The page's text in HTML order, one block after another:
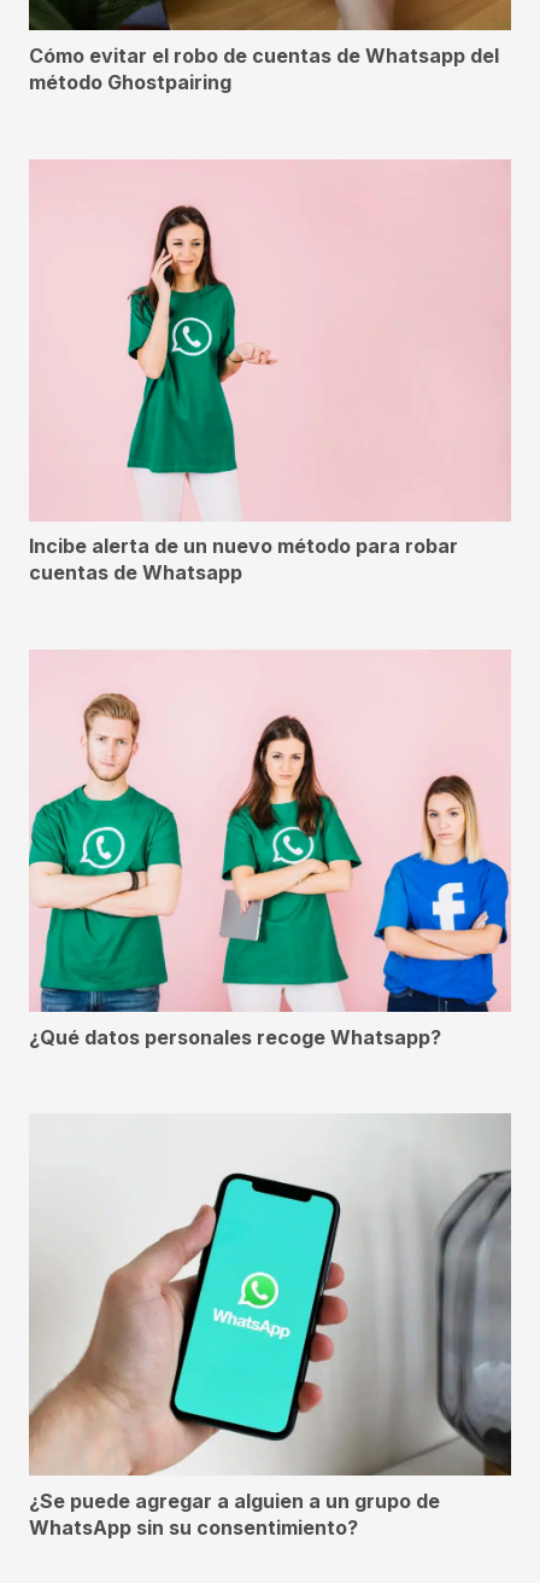
Cómo evitar el robo de cuentas de Whatsapp del
método Ghostpairing
Incibe alerta de un nuevo método para robar
cuentas de Whatsapp
¿Qué datos personales recoge Whatsapp?
¿Se puede agregar a alguien a un grupo de
WhatsApp sin su consentimiento?